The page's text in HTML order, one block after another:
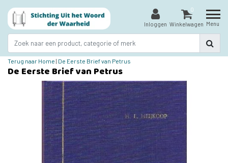
Inloggen
0
Winkelwagen Menu
Terug naar Home | De Eerste Brief van Petrus
De Eerste Brief van Petrus